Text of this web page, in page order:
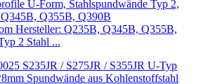
Hersteller: Q235B, Q345B, Q355B,
2 Stahl ...